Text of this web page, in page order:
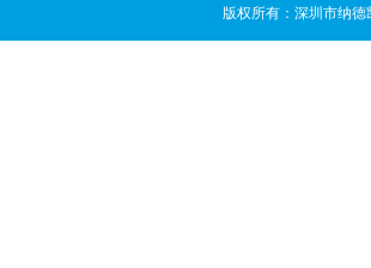
版权所有：深圳市纳